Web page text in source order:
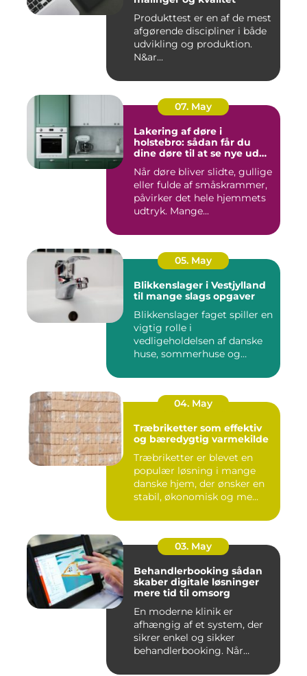
Produkttest er en af de mest
afgørende discipliner i både
udvikling og produktion.
N&ar...
07. May
Lakering af døre i
holstebro: sådan får du
dine døre til at se nye ud
Når døre bliver slidte, gullige
eller fulde af småskrammer,
påvirker det hele hjemmets
udtryk. Mange...
05. May
Blikkenslager i Vestjylland
til mange slags opgaver
Blikkenslager faget spiller en
vigtig rolle i
vedligeholdelsen af danske
huse, sommerhuse og
04. May
Træbriketter som effektiv
og bæredygtig varmekilde
Træbriketter er blevet en
populær løsning i mange
danske hjem, der ønsker en
stabil, økonomisk og me...
03. May
Behandlerbooking sådan
skaber digitale løsninger
mere tid til omsorg
En moderne klinik er
afhængig af et system, der
sikrer enkel og sikker
behandlerbooking. Når